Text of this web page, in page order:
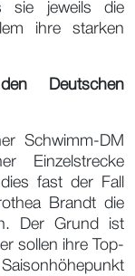
sie jeweils die
ihre starken
Deutschen
Schwimm-DM
Einzelstrecke
fast der Fall
Brandt die
Der Grund ist
sollen ihre Top-